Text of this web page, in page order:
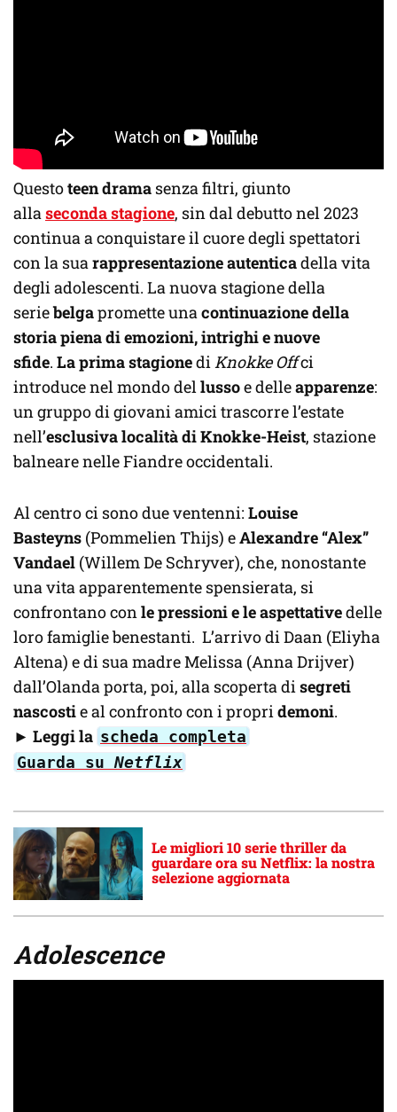
Questoteen drama senza filtri, giunto
allaseconda stagione, sin dal debutto nel 2023
continua a conquistare il cuore degli spettatori
con la suarappresentazione autenticadella vita
degli adolescenti. La nuova stagione della
seriebelgapromette unacontinuazione della
storia piena di emozioni, intrighi e nuove
sfide. La prima stagionediKnokke Offci
introduce nelmondo dellussoe delleapparenze:
un gruppo di giovani amici trascorre l’estate
nell’esclusiva località di Knokke-Heist, stazione
balneare nelle Fiandre occidentali.
Al centro ci sono due ventenni: Louise
Basteyns (Pommelien Thijs) eAlexandre “Alex”
Vandael (Willem De Schryver), che, nonostante
una vita apparentemente spensierata, si
confrontano conle pressioni e le aspettativedelle
loro famigliebenestanti. L’arrivo di Daan (Eliyha
Altena) e di sua madre Melissa (Anna Drijver)
dall’Olanda porta, poi, alla scoperta disegreti
nascostie al confronto con i propridemoni.
► Leggi la scheda completa
Guarda su Netflix
Le migliori 10 serie thriller da
guardare ora su Netflix: la nostra
selezione aggiornata
Adolescence